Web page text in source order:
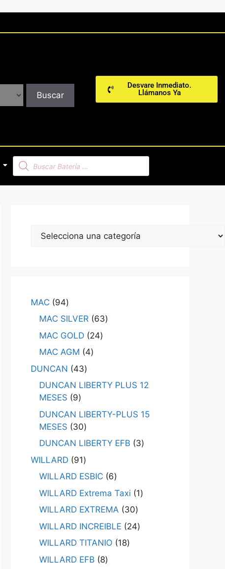
Buscar
Desvare Inmediato.
Llámanos Ya
MAC 94
MAC SILVER 63
MAC GOLD 24
MAC AGM
4
DUNCAN
43
DUNCAN LIBERTY PLUS 12
MESES
9
DUNCAN LIBERTY-PLUS 15
MESES
30
DUNCAN LIBERTY EFB
3
WILLARD 91
WILLARD ESBIC 6
WILLARD Extrema Taxi
1
WILLARD EXTREMA
30
WILLARD INCREIBLE
24
WILLARD TITANIO
18
WILLARD EFB
8